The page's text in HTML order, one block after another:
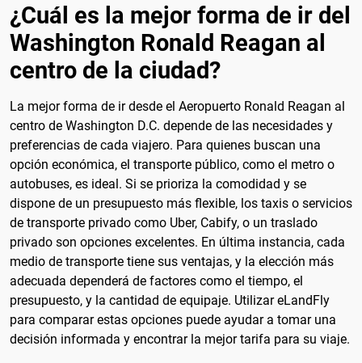
¿Cuál es la mejor forma de ir del
Washington Ronald Reagan al
centro de la ciudad?
La mejor forma de ir desde el Aeropuerto Ronald Reagan al
centro de Washington D.C. depende de las necesidades y
preferencias de cada viajero. Para quienes buscan una
opción económica, el transporte público, como el metro o
autobuses, es ideal. Si se prioriza la comodidad y se
dispone de un presupuesto más flexible, los taxis o servicios
de transporte privado como Uber, Cabify, o un traslado
privado son opciones excelentes. En última instancia, cada
medio de transporte tiene sus ventajas, y la elección más
adecuada dependerá de factores como el tiempo, el
presupuesto, y la cantidad de equipaje. Utilizar eLandFly
para comparar estas opciones puede ayudar a tomar una
decisión informada y encontrar la mejor tarifa para su viaje.